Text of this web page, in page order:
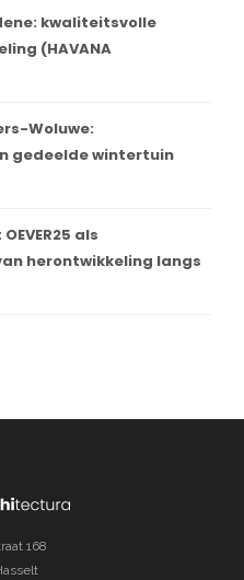
kwaliteitsvolle
(HAVANA
Woluwe:
gedeelde wintertuin
als
herontwikkeling langs
168